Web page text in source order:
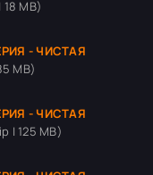
MB)
- ЧИСТАЯ
MB)
- ЧИСТАЯ
| 125 MB)